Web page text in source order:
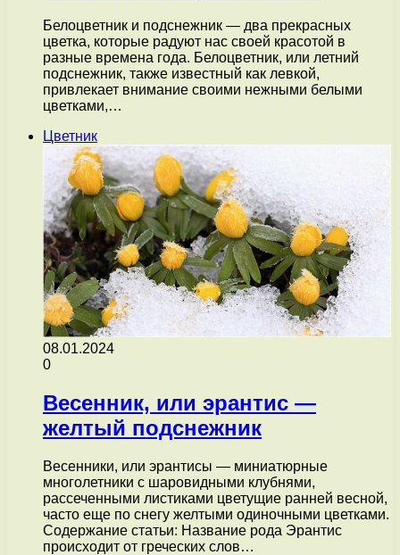
Белоцветник и подснежник — два прекрасных
цветка, которые радуют нас своей красотой в
разные времена года. Белоцветник, или летний
подснежник, также известный как левкой,
привлекает внимание своими нежными белыми
цветками,…
Цветник
08.01.2024
0
Весенник, или эрантис —
желтый подснежник
Весенники, или эрантисы — миниатюрные
многолетники с шаровидными клубнями,
рассеченными листиками цветущие ранней весной,
часто еще по снегу желтыми одиночными цветками.
Содержание статьи: Название рода Эрантис
происходит от греческих слов…